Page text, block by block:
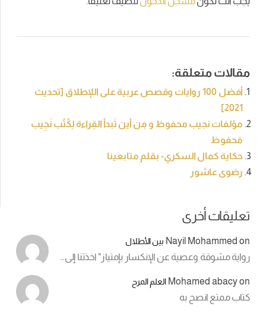
مقالات متعلقة:
أفضل 100 روايات وقصص عربية على اللإطلاق [تحديث
2021]
مؤلفات نجيب محفوظ و مِن أين تَبدأ القِراءة لِكُتُب نَجِيب
مَحفوظ
حكاية كمال السكري- بقلم متابعينا
رضوى عاشور
تعليقات أخرى
Nayil Mohammed on بين الأطلال
رواية مشوقة وعصية عن الإنكسار بإمتياز" اخذتنا إلى…
Mohamed abacyon العلم المرح
كتاب ممتع انصح به